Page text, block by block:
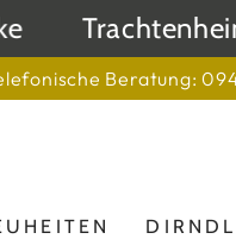
Beratung:
DIRNDL